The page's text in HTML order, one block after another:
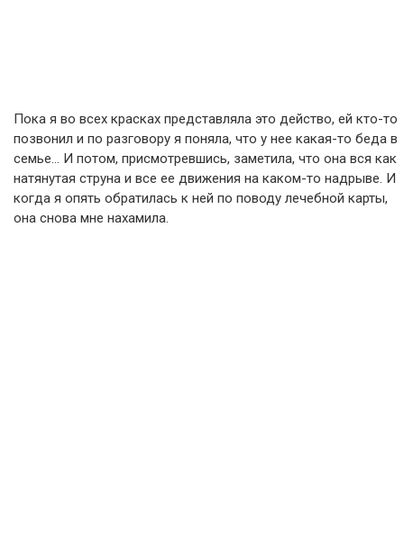
Пока я во всех красках представляла это действо, ей кто-то
позвонил и по разговору я поняла, что у нее какая-то беда в
семье… И потом, присмотревшись, заметила, что она вся как
натянутая струна и все ее движения на каком-то надрыве. И
когда я опять обратилась к ней по поводу лечебной карты,
она снова мне нахамила.